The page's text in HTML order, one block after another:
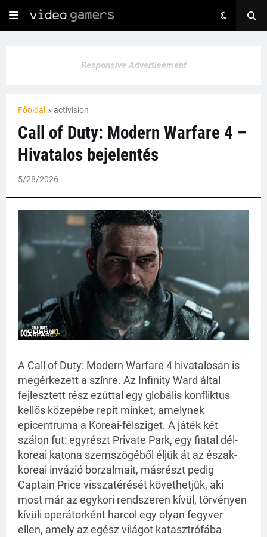
Responsive Advertisement
Főoldal activision
Call of Duty: Modern Warfare 4 –
Hivatalos bejelentés
5/28/2026
A Call of Duty: Modern Warfare 4 hivatalosan is
megérkezett a színre. Az Infinity Ward által
fejlesztett rész ezúttal egy globális konfliktus
kellős közepébe repít minket, amelynek
epicentruma a Koreai-félsziget. A játék két
szálon fut: egyrészt Private Park, egy fiatal dél-
koreai katona szemszögéből éljük át az észak-
koreai invázió borzalmait, másrészt pedig
Captain Price visszatérését követhetjük, aki
most már az egykori rendszeren kívül, törvényen
kívüli operátorként harcol egy olyan fegyver
ellen, amely az egész világot katasztrófába